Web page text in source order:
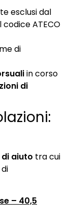
esclusi dal
ATECO
di
in corso
di
aiuto tra cui
– 40,5